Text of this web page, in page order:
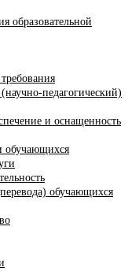
образовательной
педагогический)
и оснащенность
обучающихся
обучающихся